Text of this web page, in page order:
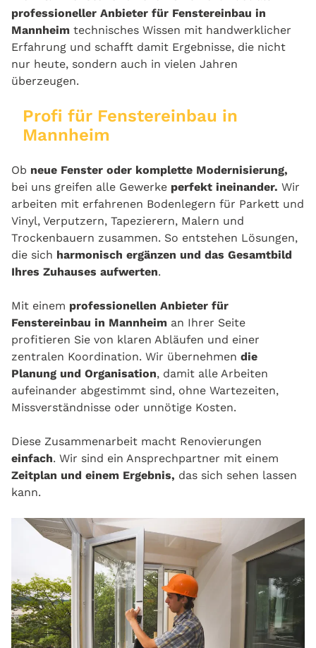
professioneller Anbieter für Fenstereinbau in
Mannheim technisches Wissen mit handwerklicher
Erfahrung und schafft damit Ergebnisse, die nicht
nur heute, sondern auch in vielen Jahren
überzeugen.
Profi für Fenstereinbau in
Mannheim
Ob neue Fenster oder komplette Modernisierung,
bei uns greifen alle Gewerke perfekt ineinander. Wir
arbeiten mit erfahrenen Bodenlegern für Parkett und
Vinyl, Verputzern, Tapezierern, Malern und
Trockenbauern zusammen. So entstehen Lösungen,
die sich harmonisch ergänzen und das Gesamtbild
Ihres Zuhauses aufwerten.
Mit einem professionellen Anbieter für
Fenstereinbau in Mannheim an Ihrer Seite
profitieren Sie von klaren Abläufen und einer
zentralen Koordination. Wir übernehmen die
Planung und Organisation, damit alle Arbeiten
aufeinander abgestimmt sind, ohne Wartezeiten,
Missverständnisse oder unnötige Kosten.
Diese Zusammenarbeit macht Renovierungen
einfach. Wir sind ein Ansprechpartner mit einem
Zeitplan und einem Ergebnis, das sich sehen lassen
kann.